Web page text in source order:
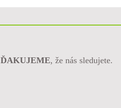
ĎAKUJEME, že nás sledujete.